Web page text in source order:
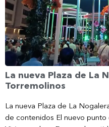
La nueva Plaza de La
Torremolinos
La nueva Plaza de La
de contenidos El nuevo